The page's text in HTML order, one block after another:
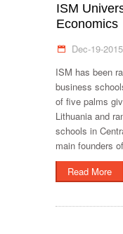
ISM
Economics
Dec-19-2015
ISM has been
business
of five palms
Lithuania and
schools in
main founders
Read More